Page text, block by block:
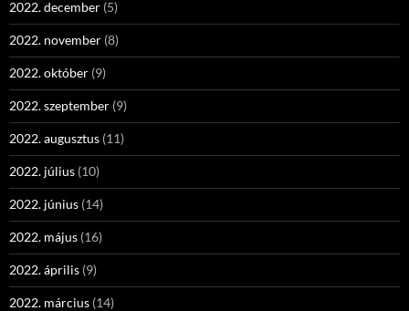
2022. december (5)
2022. november (8)
2022. október (9)
2022. szeptember (9)
2022. augusztus (11)
2022. július (10)
2022. június (14)
2022. május (16)
2022. április (9)
2022. március (14)